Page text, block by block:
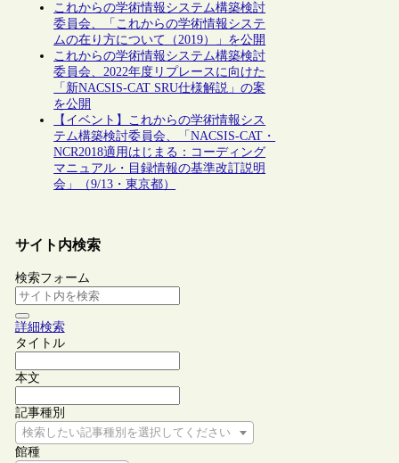
これからの学術情報システム構築検討
委員会、「これからの学術情報システ
ムの在り方について（2019）」を公開
これからの学術情報システム構築検討
委員会、2022年度リプレースに向けた
「新NACSIS-CAT SRU仕様解説」の案
を公開
【イベント】これからの学術情報シス
テム構築検討委員会、「NACSIS-CAT・
NCR2018適用はじまる：コーディング
マニュアル・目録情報の基準改訂説明
会」（9/13・東京都）
サイト内検索
検索フォーム
詳細検索
タイトル
本文
記事種別
検索したい記事種別を選択してください
館種